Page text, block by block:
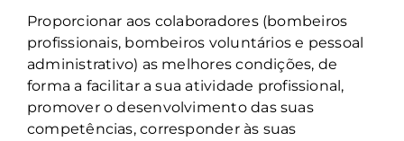
Oferta formativa
Proporcionar aos colaboradores (bombeiros
profissionais, bombeiros voluntários e pessoal
administrativo) as melhores condições, de
forma a facilitar a sua atividade profissional,
promover o desenvolvimento das suas
competências, corresponder às suas